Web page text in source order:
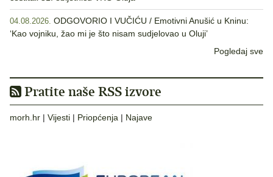
04.08.2026. ODGOVORIO I VUČIĆU / Emotivni Anušić u Kninu:
‘Kao vojniku, žao mi je što nisam sudjelovao u Oluji’
Pogledaj sve
Pratite naše RSS izvore
morh.hr | Vijesti | Priopćenja | Najave